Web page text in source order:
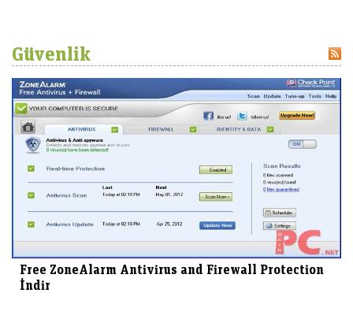
Güvenlik
Free ZoneAlarm Antivirus and Firewall Protection
İndir